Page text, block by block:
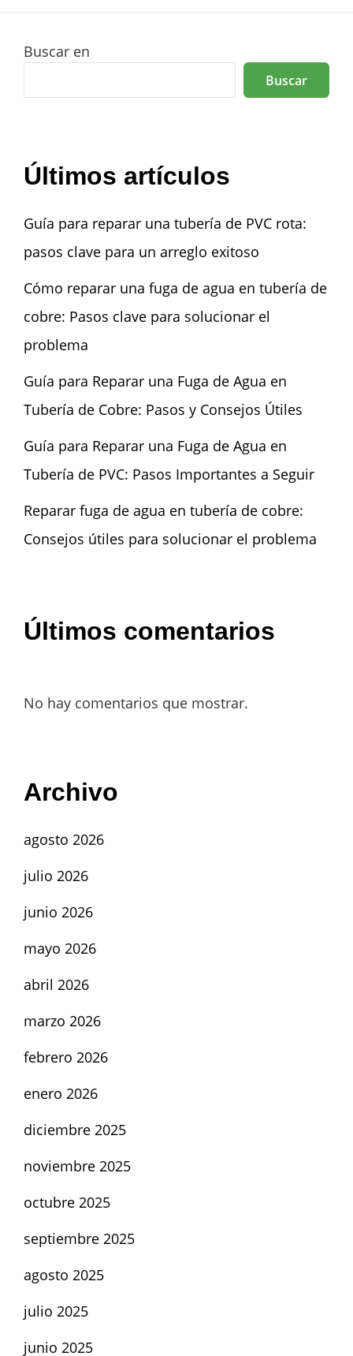
Buscar en
Buscar
Últimos artículos
Guía para reparar una tubería de PVC rota:
pasos clave para un arreglo exitoso
Cómo reparar una fuga de agua en tubería de
cobre: Pasos clave para solucionar el
problema
Guía para Reparar una Fuga de Agua en
Tubería de Cobre: Pasos y Consejos Útiles
Guía para Reparar una Fuga de Agua en
Tubería de PVC: Pasos Importantes a Seguir
Reparar fuga de agua en tubería de cobre:
Consejos útiles para solucionar el problema
Últimos comentarios
No hay comentarios que mostrar.
Archivo
agosto 2026
julio 2026
junio 2026
mayo 2026
abril 2026
marzo 2026
febrero 2026
enero 2026
diciembre 2025
noviembre 2025
octubre 2025
septiembre 2025
agosto 2025
julio 2025
junio 2025